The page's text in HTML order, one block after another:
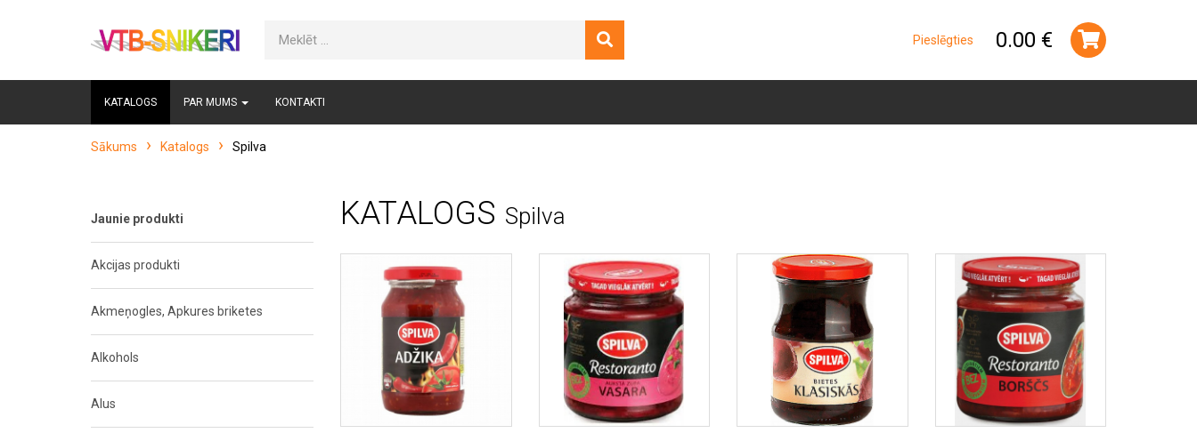
Pieslēgties 0.00 €
KATALOGS PAR MUMS KONTAKTI
Sākums Katalogs Spilva
Jaunie produkti
Akcijas produkti
Akmeņogles, Apkures briketes
Alkohols
Alus
KATALOGS Spilva